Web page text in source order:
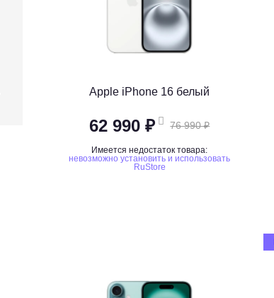
Apple iPhone 16 белый
62 990 ₽ 76 990 ₽
Имеется недостаток товара:
невозможно установить и использовать
RuStore